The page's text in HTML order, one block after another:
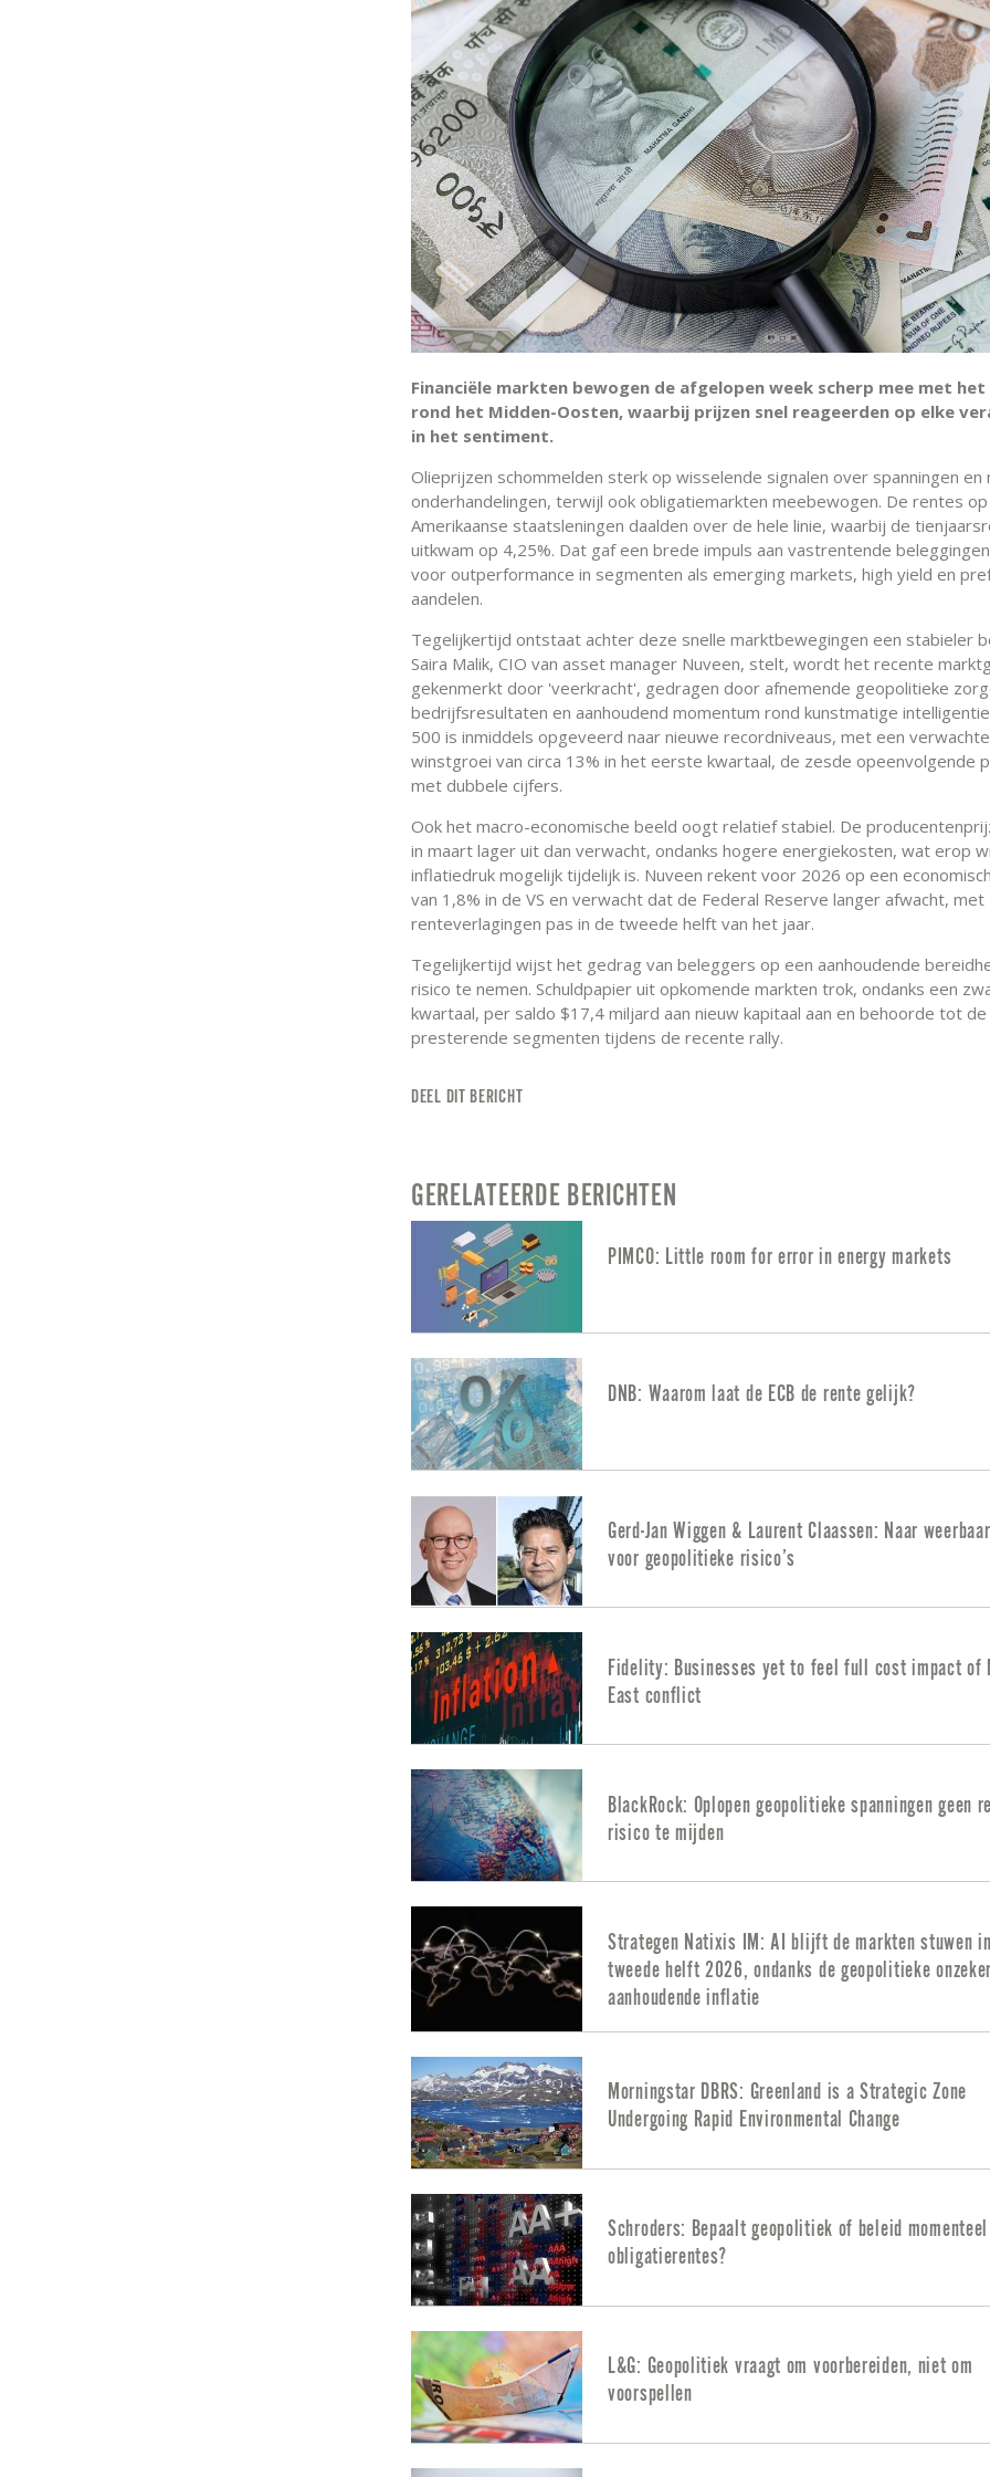
Financiële markten bewogen de afgelopen week scherp mee met het
rond het Midden-Oosten, waarbij prijzen snel reageerden op elke
in het sentiment.
Olieprijzen schommelden sterk op wisselende signalen over spanningen en
onderhandelingen, terwijl ook obligatiemarkten meebewogen. De rentes op
Amerikaanse staatsleningen daalden over de hele linie, waarbij de
uitkwam op 4,25%. Dat gaf een brede impuls aan vastrentende
voor outperformance in segmenten als emerging markets, high yield en
aandelen.
Tegelijkertijd ontstaat achter deze snelle marktbewegingen een stabieler
Saira Malik, CIO van asset manager Nuveen, stelt, wordt het recente
gekenmerkt door 'veerkracht', gedragen door afnemende geopolitieke
bedrijfsresultaten en aanhoudend momentum rond kunstmatige
500 is inmiddels opgeveerd naar nieuwe recordniveaus, met een verwachte
winstgroei van circa 13% in het eerste kwartaal, de zesde opeenvolgende
met dubbele cijfers.
Ook het macro-economische beeld oogt relatief stabiel. De
in maart lager uit dan verwacht, ondanks hogere energiekosten, wat erop
inflatiedruk mogelijk tijdelijk is. Nuveen rekent voor 2026 op een
van 1,8% in de VS en verwacht dat de Federal Reserve langer afwacht, met
renteverlagingen pas in de tweede helft van het jaar.
Tegelijkertijd wijst het gedrag van beleggers op een aanhoudende
risico te nemen. Schuldpapier uit opkomende markten trok, ondanks een
kwartaal, per saldo $17,4 miljard aan nieuw kapitaal aan en behoorde tot
presterende segmenten tijdens de recente rally.
DEEL DIT BERICHT
GERELATEERDE BERICHTEN
PIMCO: Little room for error in energy markets
DNB: Waarom laat de ECB de rente gelijk?
Gerd-Jan Wiggen & Laurent Claassen: Naar
voor geopolitieke risico’s
Fidelity: Businesses yet to feel full cost impact of
East conflict
BlackRock: Oplopen geopolitieke spanningen geen
risico te mijden
Strategen Natixis IM: AI blijft de markten stuwen
tweede helft 2026, ondanks de geopolitieke
aanhoudende inflatie
Morningstar DBRS: Greenland is a Strategic Zone
Undergoing Rapid Environmental Change
Schroders: Bepaalt geopolitiek of beleid
obligatierentes?
L&G: Geopolitiek vraagt om voorbereiden, niet om
voorspellen